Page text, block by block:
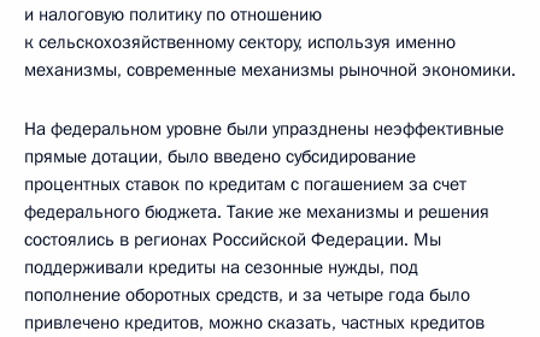
и налоговую политику по отношению
к сельскохозяйственному сектору, используя именно
механизмы, современные механизмы рыночной экономики.
На федеральном уровне были упразднены неэффективные
прямые дотации, было введено субсидирование
процентных ставок по кредитам с погашением за счет
федерального бюджета. Такие же механизмы и решения
состоялись в регионах Российской Федерации. Мы
поддерживали кредиты на сезонные нужды, под
пополнение оборотных средств, и за четыре года было
привлечено кредитов, можно сказать, частных кредитов